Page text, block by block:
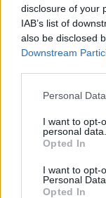
disclosure of your
IAB’s list of
also be disclosed
Downstream
Please note that
not limited to your
grant or deny
use your data for
consent section.
Personal
I want to opt-
personal data.
Opted In
I want to opt-
Personal Data.
Opted In
GLAMOUR
Napi
híreket
szárnyal